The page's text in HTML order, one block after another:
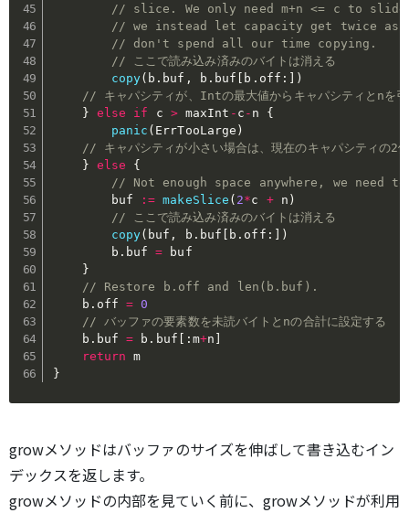
// slice. We only need m+n <= c to
// we instead let capacity get twice as
// don't spend all our time copying.
// ここで読み込み済みのバイトは消える
copy( b . buf , b . buf b . off :
)
// キャパシティが、Intの最大値からキャパシティとnを引
} else if c > maxInt - c - n {
panic ( ErrTooLarge )
// キャパシティが小さい場合は、現在のキャパシティの2
} else
{
// Not enough space anywhere, we need
		buf
:= makeSlice ( 2*c + n )
// ここで読み込み済みのバイトは消える
copy( buf , b . buf b . off :
)
		b
. buf = buf
}
// Restore b.off and len(b.buf).
	b
. off = 0
// バッファの要素数を未読バイトとnの合計に設定する
	b
. buf = b . buf :m+n
return
}
growメソッドはバッファのサイズを伸ばして書き込むイン
デックスを返します。
growメソッドの内部を見ていく前に、growメソッドが利用